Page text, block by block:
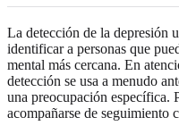
La detección de la depresión
identificar a personas que
mental más cercana. En
detección se usa a menudo
una preocupación específica.
acompañarse de seguimiento